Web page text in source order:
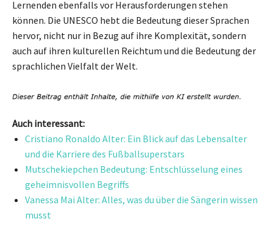
Lernenden ebenfalls vor Herausforderungen stehen
können. Die UNESCO hebt die Bedeutung dieser Sprachen
hervor, nicht nur in Bezug auf ihre Komplexität, sondern
auch auf ihren kulturellen Reichtum und die Bedeutung der
sprachlichen Vielfalt der Welt.
Auch interessant:
Cristiano Ronaldo Alter: Ein Blick auf das Lebensalter
und die Karriere des Fußballsuperstars
Mutschekiepchen Bedeutung: Entschlüsselung eines
geheimnisvollen Begriffs
Vanessa Mai Alter: Alles, was du über die Sängerin wissen
musst